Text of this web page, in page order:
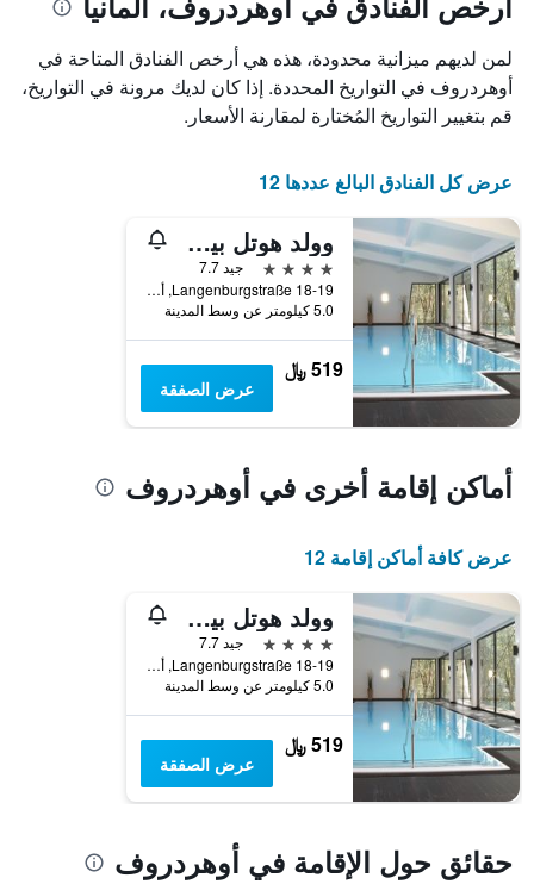
مع
حسب
النجوم
يتضمن
المخطط
محور
X
التي
تعرض
فئات
الفنادق
بالنجوم.
يتضمن
المخطط
1
محور
Y
يعرض
متوسط
هذه
الذي
عُثر
عليه
خلال
آخر
3
أيام
لمن لديهم ميزانية محدودة، هذه هي أرخص الفنادق المتاحة في
أوهردروف في التواريخ المحددة. إذا كان لديك مرونة في التواريخ،
قم بتغيير التواريخ المُختارة لمقارنة الأسعار.
عرض كل الفنادق البالغ عددها 12
وولد هوتل بيرغهوف
4 نجوم
جيد 7.7
Langenburgstraße 18-19, أوهردروف, تورنغن, ألمانيا
5.0 كيلومتر عن وسط المدينة
519 ﷼
عرض الصفقة
أماكن إقامة أخرى في أوهردروف
عرض كافة أماكن إقامة 12
وولد هوتل بيرغهوف
4 نجوم
جيد 7.7
Langenburgstraße 18-19, أوهردروف, تورنغن, ألمانيا
5.0 كيلومتر عن وسط المدينة
519 ﷼
عرض الصفقة
حقائق حول الإقامة في أوهردروف